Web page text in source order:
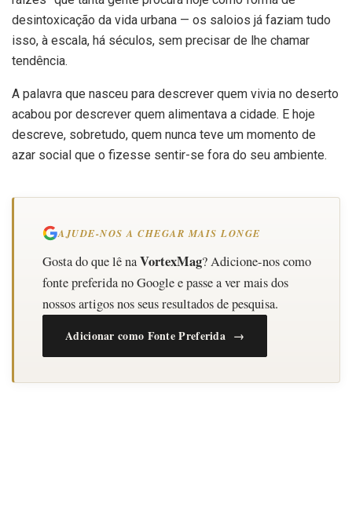
desintoxicação da vida urbana — os saloios já faziam tudo
isso, à escala, há séculos, sem precisar de lhe chamar
tendência.
A palavra que nasceu para descrever quem vivia no deserto
acabou por descrever quem alimentava a cidade. E hoje
descreve, sobretudo, quem nunca teve um momento de
azar social que o fizesse sentir-se fora do seu ambiente.
AJUDE-NOS A CHEGAR MAIS LONGE
Gosta do que lê naVortexMag? Adicione-nos como
fonte preferida no Google e passe a ver mais dos
nossos artigos nos seus resultados de pesquisa.
Adicionar como Fonte Preferida →